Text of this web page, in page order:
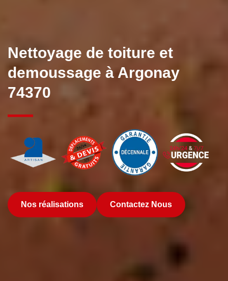
Nettoyage de toiture et
demoussage à Argonay
74370
Nos réalisations Contactez Nous